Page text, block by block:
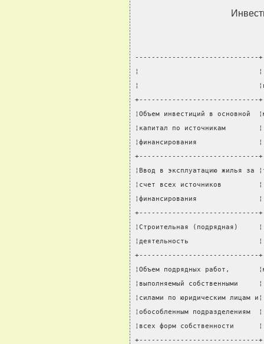
------------------------------
¦                             ¦
¦
+-----------------------------
¦Объем инвестиций в основной
¦капитал по
¦финансирования
+-----------------------------
¦Ввод в эксплуатацию жилья
¦счет всех источников
¦финансирования
+-----------------------------
¦Строительная
¦деятельность
+-----------------------------
¦Объем подрядных работ,
¦выполняемый
¦силами по юридическим
¦обособленным
¦всех форм
+-----------------------------